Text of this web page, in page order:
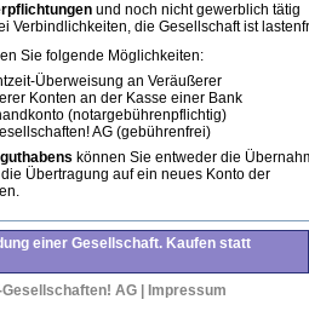
und noch nicht gewerblich tätig
Verbindlichkeiten, die Gesellschaft ist
Sie folgende Möglichkeiten:
Überweisung an Veräußerer
Konten an der Kasse einer Bank
(notargebührenpflichtig)
AG (gebührenfrei)
können Sie entweder die
Übertragung auf ein neues Konto der
einer Gesellschaft. Kaufen statt
Gesellschaften! AG
Impressum